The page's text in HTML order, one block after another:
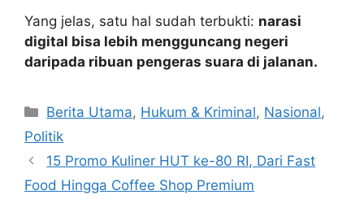
Yang jelas, satu hal sudah terbukti: narasi
digital bisa lebih mengguncang negeri
daripada ribuan pengeras suara di jalanan.
C
a
e
g
Berita Utama, Hukum & Kriminal, Nasional,
Politik
15 Promo Kuliner HUT ke-80 RI, Dari Fast
Food Hingga Coffee Shop Premium